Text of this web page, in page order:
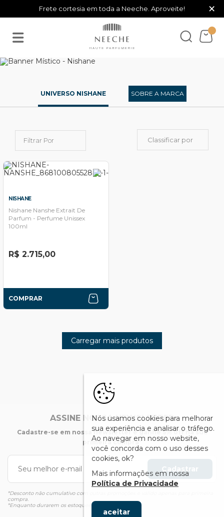
Frete cortesia em toda a Neeche. Aproveite! ×
UNIVERSO NISHANE SOBRE A MARCA
Filtrar Por Classificar por
NISHANE
Nishane Nanshe Extrait De
Parfum - Perfume Unissex
100ml
R$ 2.715,00
COMPRAR
Carregar mais produtos
ASSINE NOSSA NEWSLETTER
Cadastre-se em nossa newsletter e ganhe 5% off na sua
primeira compra*
Cadastrar
*Desconto não cumulativo com outras promoções e válido apenas para primeira
compra.
*Enquanto durarem os estoques
Nós usamos cookies para melhorar
sua experiência e analisar o tráfego.
Ao navegar em nosso website,
você concorda com o uso desses
cookies, ok?
Mais informações em nossa
Política de Privacidade
aceitar